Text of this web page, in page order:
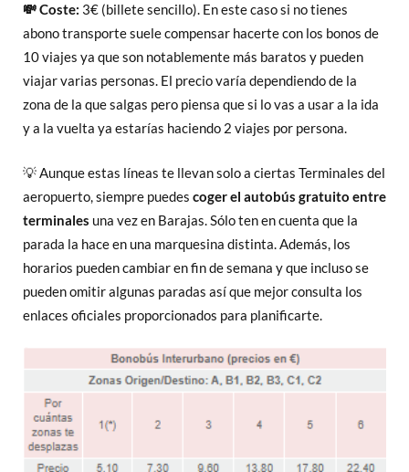
💸 Coste: 3€ (billete sencillo). En este caso si no tienes
abono transporte suele compensar hacerte con los bonos de
10 viajes ya que son notablemente más baratos y pueden
viajar varias personas. El precio varía dependiendo de la
zona de la que salgas pero piensa que si lo vas a usar a la ida
y a la vuelta ya estarías haciendo 2 viajes por persona.
💡 Aunque estas líneas te llevan solo a ciertas Terminales del
aeropuerto, siempre puedes coger el autobús gratuito entre
terminales una vez en Barajas. Sólo ten en cuenta que la
parada la hace en una marquesina distinta. Además, los
horarios pueden cambiar en fin de semana y que incluso se
pueden omitir algunas paradas así que mejor consulta los
enlaces oficiales proporcionados para planificarte.